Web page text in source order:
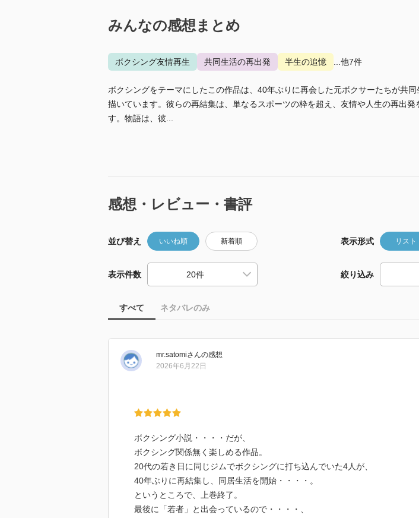
みんなの感想まとめ
ボクシング友情再生 共同生活の再出発 半生の追憶 ...他7件
ボクシングをテーマにしたこの作品は、40年ぶりに再会した元ボクサーたちが共
描いています。彼らの再結集は、単なるスポーツの枠を超え、友情や人生の再出発
す。物語は、彼...
感想・レビュー・書評
並び替え いいね順 新着順 表示形式 リスト
表示件数 絞り込み
すべて ネタバレのみ
mr.satomiさんの感想
2026年6月22日
ボクシング小説・・・・だが、
ボクシング関係無く楽しめる作品。
20代の若き日に同じジムでボクシングに打ち込んでいた4人が、
40年ぶりに再結集し、同居生活を開始・・・・。
というところで、上巻終了。
最後に「若者」と出会っているので・・・・、